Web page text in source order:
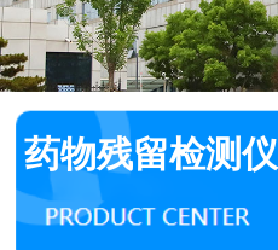
药物残留检测仪